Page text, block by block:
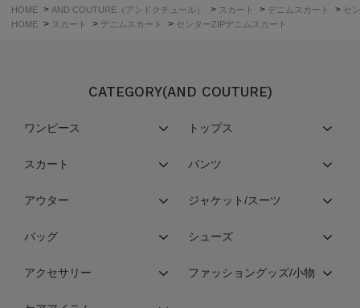
HOME > AND COUTURE（アンドクチュール） > スカート > デニムスカート > セ
HOME > スカート > デニムスカート > センターZIPデニムスカート
CATEGORY(AND COUTURE)
ワンピース トップス
スカート パンツ
アウター ジャケット/スーツ
バッグ シューズ
アクセサリー ファッショングッズ/小物